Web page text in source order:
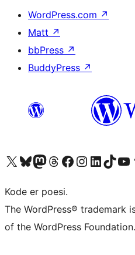
WordPress.com ↗
Matt ↗
bbPress ↗
BuddyPress ↗
Besøk vår konto på X Visit our Bluesky account
Besøk vår Mastodon-konto
Visit our Threads account
Besøk vår Facebook-sideBesøk vår Instagram-konto
Besøk vår LinkedIn-konto
Visit our TikTok
Visit our
Kode er poesi.
The WordPress® trademark
of the WordPress Foundation.